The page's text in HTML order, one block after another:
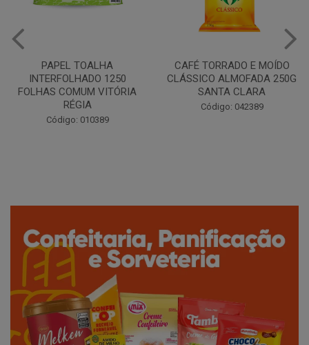
CAFÉ TORRADO E MOÍDO
CLÁSSICO ALMOFADA 250G
SANTA CLARA
Código: 042389
Copo Plástico Branco 180ml
Pacote c/100 - Cristalcopo
Código: 031413